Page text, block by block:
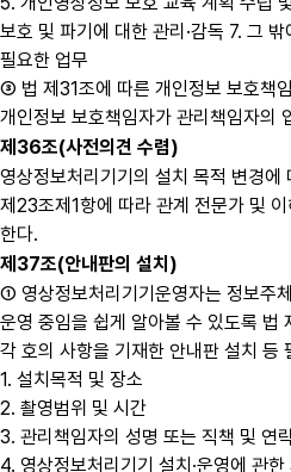
보호 및 파기에 대한 관리·감독 7. 그
필요한 업무
③ 법 제31조에 따른 개인정보 보호책
개인정보 보호책임자가 관리책임자의
제36조(사전의견 수렴)
영상정보처리기기의 설치 목적 변경에
제23조제1항에 따라 관계 전문가 및
한다.
제37조(안내판의 설치)
① 영상정보처리기기운영자는 정보주
운영 중임을 쉽게 알아볼 수 있도록 법
각 호의 사항을 기재한 안내판 설치 등
1. 설치목적 및 장소
2. 촬영범위 및 시간
3. 관리책임자의 성명 또는 직책 및 연
4. 영상정보처리기기 설치·운영에 관